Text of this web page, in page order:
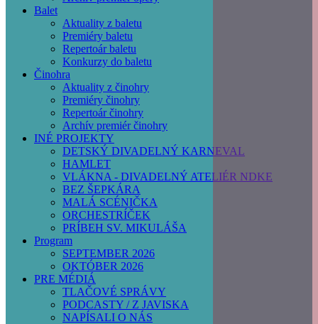
Balet
Aktuality z baletu
Premiéry baletu
Repertoár baletu
Konkurzy do baletu
Činohra
Aktuality z činohry
Premiéry činohry
Repertoár činohry
Archív premiér činohry
INÉ PROJEKTY
DETSKÝ DIVADELNÝ KARNEVAL
HAMLET
VLÁKNA - DIVADELNÝ ATELIÉR NDKE
BEZ ŠEPKÁRA
MALÁ SCÉNIČKA
ORCHESTRÍČEK
PRÍBEH SV. MIKULÁŠA
Program
SEPTEMBER 2026
OKTÓBER 2026
PRE MÉDIÁ
TLAČOVÉ SPRÁVY
PODCASTY / Z JAVISKA
NAPÍSALI O NÁS